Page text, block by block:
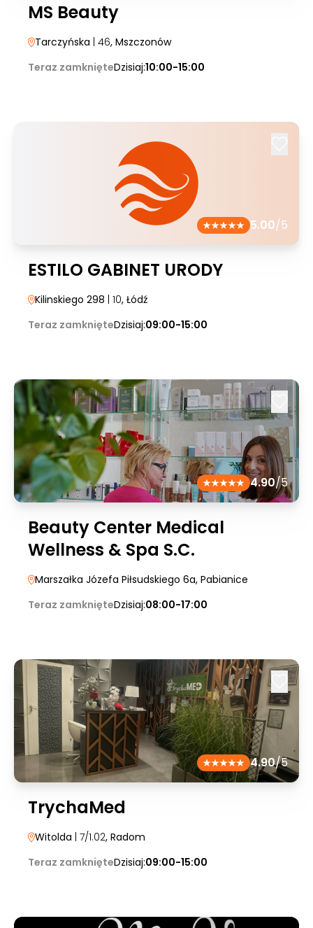
MS Beauty
Tarczyńska | 46, Mszczonów
Teraz zamknięteDzisiaj:10:00-15:00
5.00/5
ESTILO GABINET URODY
Kilinskiego 298 | 10, Łódź
Teraz zamknięteDzisiaj:09:00-15:00
4.90/5
Beauty Center Medical
Wellness & Spa S.C.
Marszałka Józefa Piłsudskiego 6a, Pabianice
Teraz zamknięteDzisiaj:08:00-17:00
4.90/5
TrychaMed
Witolda | 7/1.02, Radom
Teraz zamknięteDzisiaj:09:00-15:00